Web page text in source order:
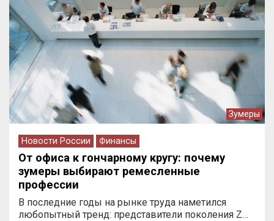
Зумеры
Новости России Финансы
От офиса к гончарному кругу: почему
зумеры выбирают ремесленные
профессии
В последние годы на рынке труда наметился
любопытный тренд: представители поколения Z…